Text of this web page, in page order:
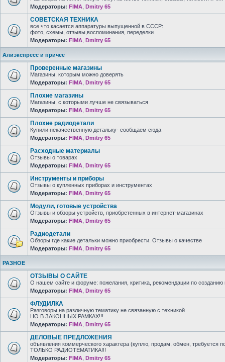
Модераторы: FIMA Dmitry 65
СОВЕТСКАЯ ТЕХНИКА
все что касается аппаратуры выпущенной в СССР:
фото, схемы, отзывы,воспоминания, переделки
Модераторы: FIMA Dmitry 65
Алиэкспресс и причее
Проверенные магазины
Магазины, которым можно доверять
Модераторы: FIMA Dmitry 65
Плохие магазины
Магазины, с которыми лучше не связываться
Модераторы: FIMA Dmitry 65
Плохие радиодетали
Купили некачественную детальку- сообщаем сюда
Модераторы: FIMA Dmitry 65
Расходные материалы
Отзывы о товарах
Модераторы: FIMA Dmitry 65
Инструменты и приборы
Отзывы о купленных приборах и инструментах
Модераторы: FIMA Dmitry 65
Модули, готовые устройства
Отзывы и обзоры устройств, приобретенных в интернет-магазинах
Модераторы: FIMA Dmitry 65
Радиодетали
Обзоры где какие детальки можно приобрести. Отзывы о качестве
Модераторы: FIMA Dmitry 65
РАЗНОЕ
ОТЗЫВЫ О САЙТЕ
О нашем сайте и форуме: пожелания, критика, рекомендации по созданию
Модераторы: FIMA Dmitry 65
ФЛУДИЛКА
Разговоры на различную тематику не связанную с техникой
НО В ЗАКОННЫХ РАМКАХ!!!
Модераторы: FIMA Dmitry 65
ДЕЛОВЫЕ ПРЕДЛОЖЕНИЯ
объявления коммерческого характера (куплю, продам, обмен, требуется
ТОЛЬКО РАДИОТЕМАТИКА!!!
Модераторы: FIMA Dmitry 65